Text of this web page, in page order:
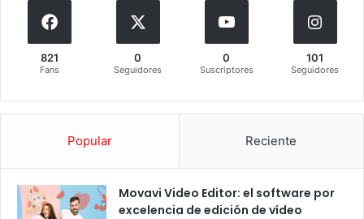
821
Fans
0
Seguidores
0
Suscriptores
101
Seguidores
Popular Reciente
Movavi Video Editor: el software por
excelencia de edición de vídeo